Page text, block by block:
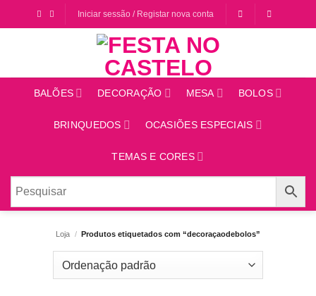
Iniciar sessão / Registar nova conta
BALÕES DECORAÇÃO MESA BOLOS
BRINQUEDOS OCASIÕES ESPECIAIS
TEMAS E CORES
Loja / Produtos etiquetados com “decoraçaodebolos”